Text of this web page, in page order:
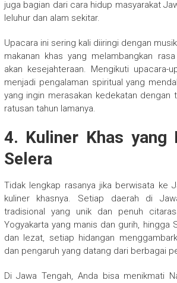
juga bagian dari cara hidup masyarakat
leluhur dan alam sekitar.
Upacara ini sering kali diiringi dengan
makanan khas yang melambangkan
akan kesejahteraan. Mengikuti upacara-
menjadi pengalaman spiritual yang
yang ingin merasakan kedekatan dengan
ratusan tahun lamanya.
4. Kuliner Khas yang
Selera
Tidak lengkap rasanya jika berwisata ke
kuliner khasnya. Setiap daerah di
tradisional yang unik dan penuh
Yogyakarta yang manis dan gurih, hingga
dan lezat, setiap hidangan
dan pengaruh yang datang dari berbagai
Di Jawa Tengah, Anda bisa menikmati